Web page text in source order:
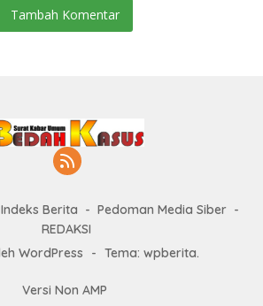
Tambah Komentar
Indeks Berita
Pedoman Media Siber
REDAKSI
WordPress
- Tema: wpberita.
Versi Non AMP